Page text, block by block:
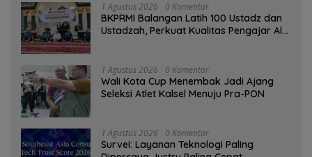
1 Agustus 2026 0 Komentar
BKPRMI Balangan Latih 100 Ustadz dan
Ustadzah, Perkuat Kualitas Pengajar Al-
1 Agustus 2026 0 Komentar
Wali Kota Cup Menembak Jadi Ajang
Seleksi Atlet Kalsel Menuju Pra-PON
1 Agustus 2026 0 Komentar
Survei: Layanan Teknologi Paling